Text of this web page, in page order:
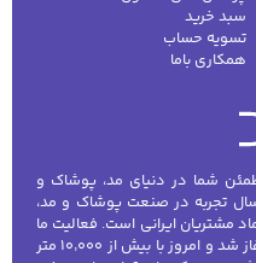
سبد خرید
تسویه حساب
همکاری باما
شما در دنیای مد، پوشاک و
زندگی | لیلیان مد، با بیش از ۱۵ سال تجربه در صنعت پوشاک و مد،
مشتریان ایرانی است. فعالیت ما
از سال ۲۰۰۸ زیرمجموعه گروه شکوفا آغاز شد و امروز با بیش از ۱۰٬۰۰۰ متر